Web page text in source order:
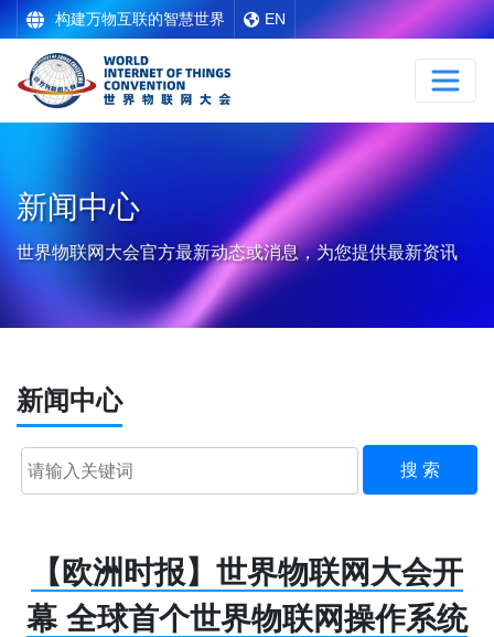
构建万物互联的智慧世界 EN
新闻中心
世界物联网大会官方最新动态或消息，为您提供最新资讯
新闻中心
搜 索
【欧洲时报】世界物联网大会开
幕 全球首个世界物联网操作系统